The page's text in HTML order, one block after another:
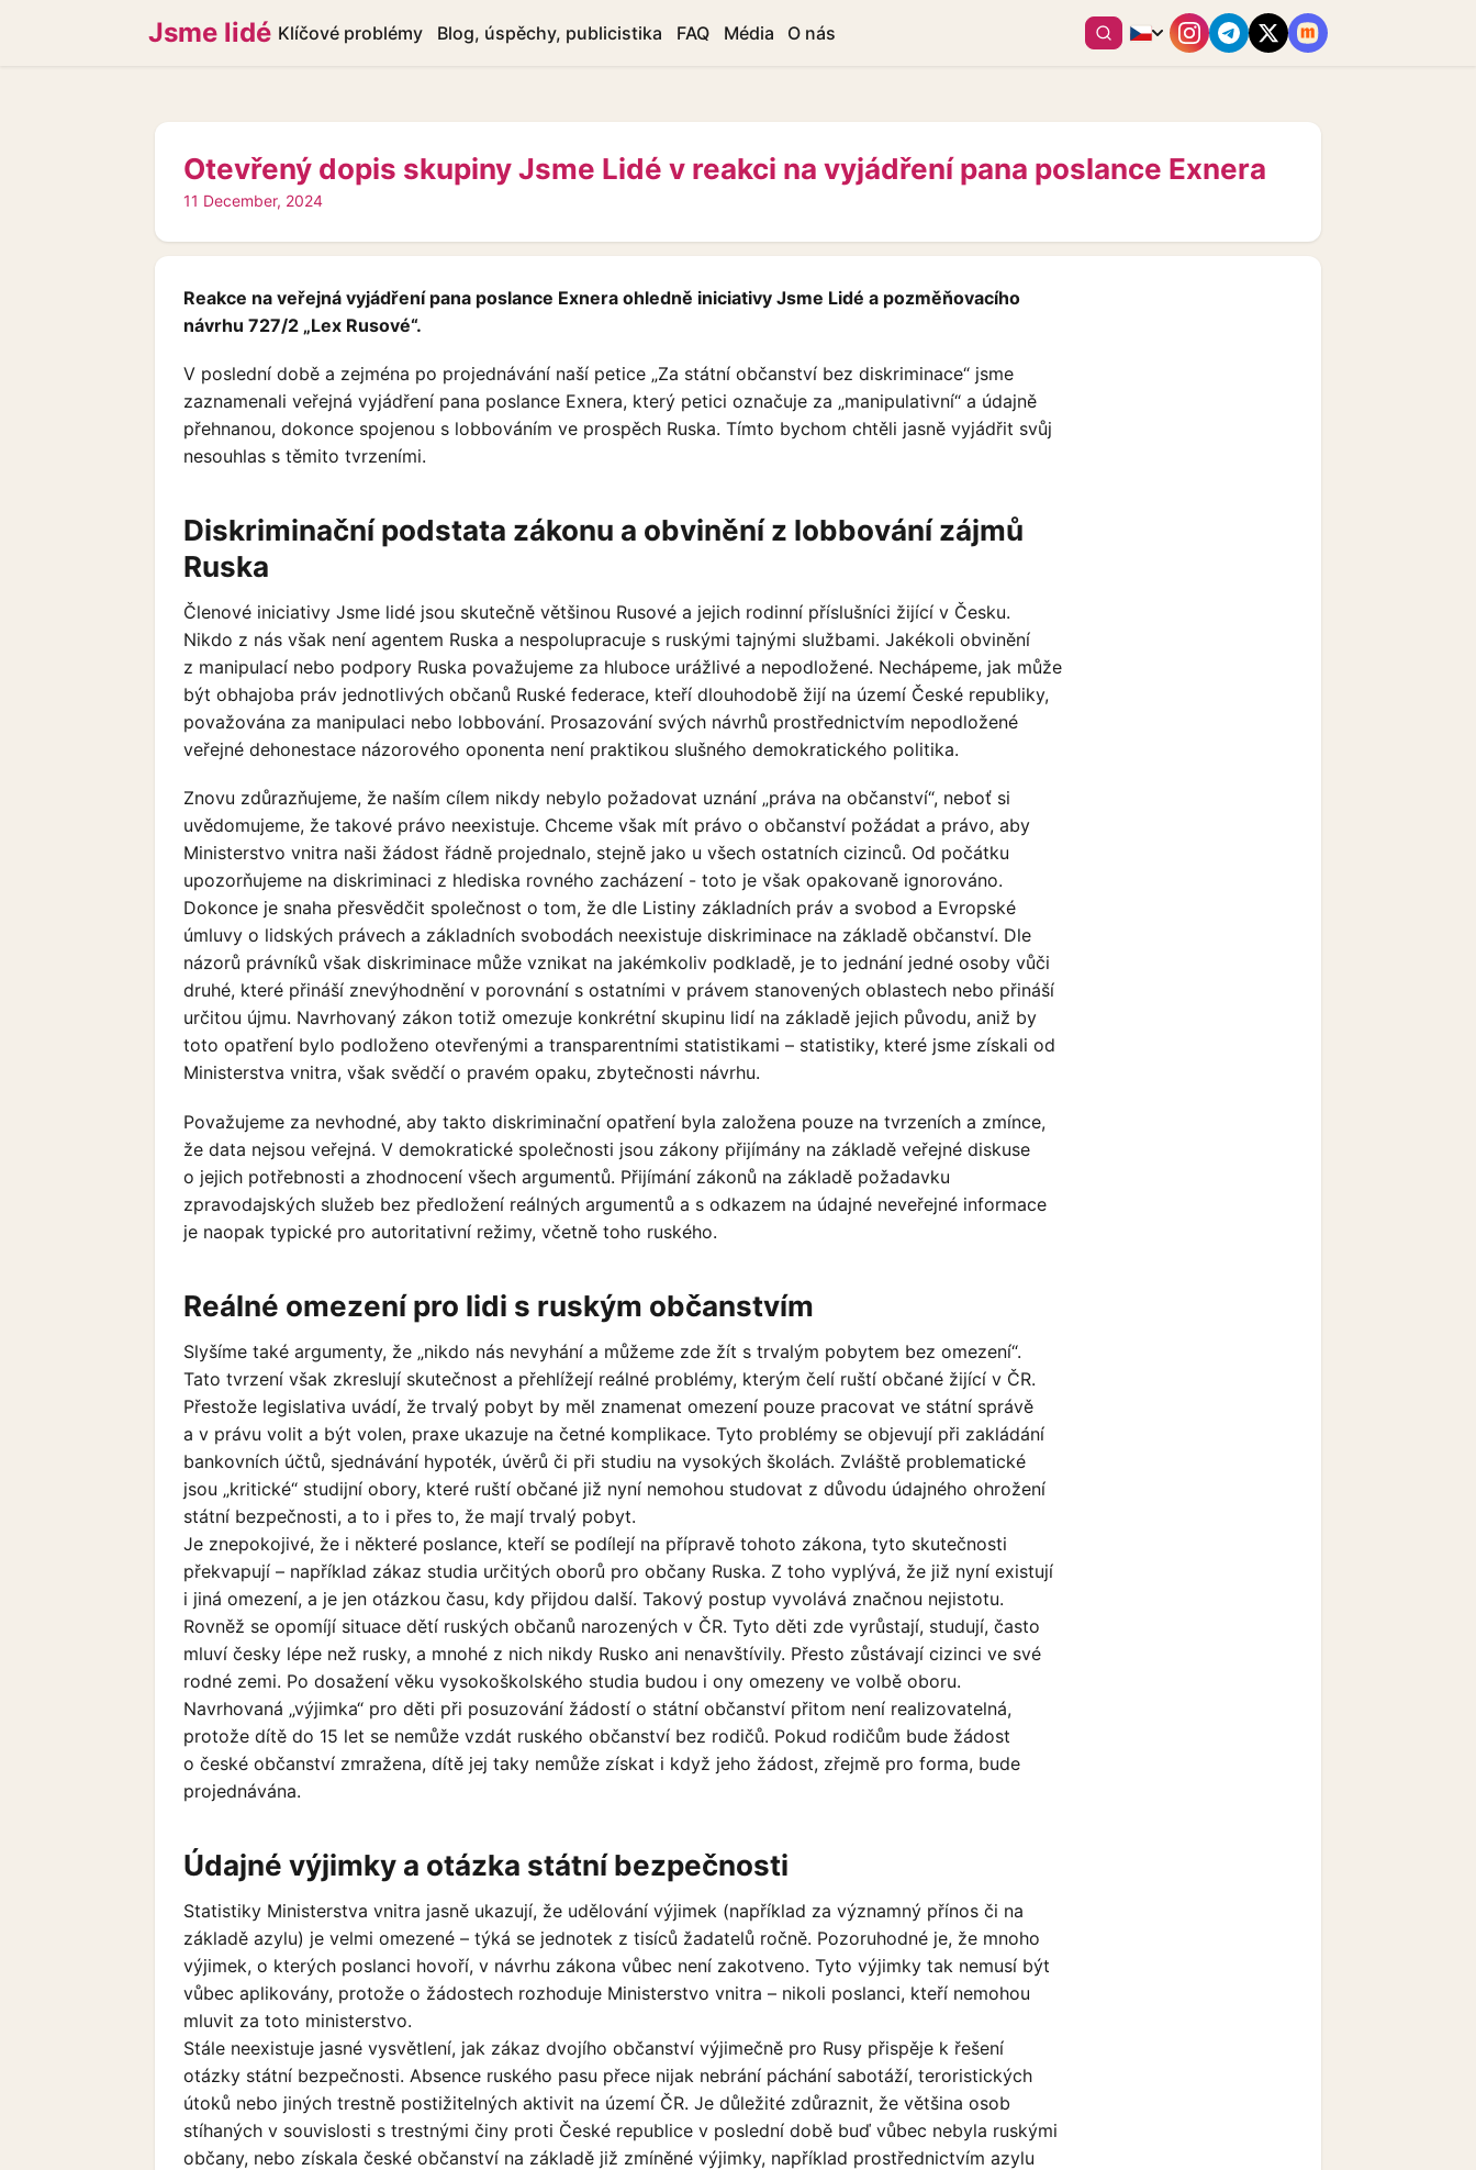
Jsme lidé Klíčové problémy Blog, úspěchy, publicistika FAQ Média O nás
Otevřený dopis skupiny Jsme Lidé v reakci na vyjádření pana poslance Exnera
11 December, 2024
Reakce na veřejná vyjádření pana poslance Exnera ohledně iniciativy Jsme Lidé a pozměňovacího
návrhu 727/2 „Lex Rusové“.
V poslední době a zejména po projednávání naší petice „Za státní občanství bez diskriminace“ jsme
zaznamenali veřejná vyjádření pana poslance Exnera, který petici označuje za „manipulativní“ a údajně
přehnanou, dokonce spojenou s lobbováním ve prospěch Ruska. Tímto bychom chtěli jasně vyjádřit svůj
nesouhlas s těmito tvrzeními.
Diskriminační podstata zákonu a obvinění z lobbování zájmů
Ruska
Členové iniciativy Jsme lidé jsou skutečně většinou Rusové a jejich rodinní příslušníci žijící v Česku.
Nikdo z nás však není agentem Ruska a nespolupracuje s ruskými tajnými službami. Jakékoli obvinění
z manipulací nebo podpory Ruska považujeme za hluboce urážlivé a nepodložené. Nechápeme, jak může
být obhajoba práv jednotlivých občanů Ruské federace, kteří dlouhodobě žijí na území České republiky,
považována za manipulaci nebo lobbování. Prosazování svých návrhů prostřednictvím nepodložené
veřejné dehonestace názorového oponenta není praktikou slušného demokratického politika.
Znovu zdůrazňujeme, že naším cílem nikdy nebylo požadovat uznání „práva na občanství“, neboť si
uvědomujeme, že takové právo neexistuje. Chceme však mít právo o občanství požádat a právo, aby
Ministerstvo vnitra naši žádost řádně projednalo, stejně jako u všech ostatních cizinců. Od počátku
upozorňujeme na diskriminaci z hlediska rovného zacházení - toto je však opakovaně ignorováno.
Dokonce je snaha přesvědčit společnost o tom, že dle Listiny základních práv a svobod a Evropské
úmluvy o lidských právech a základních svobodách neexistuje diskriminace na základě občanství. Dle
názorů právníků však diskriminace může vznikat na jakémkoliv podkladě, je to jednání jedné osoby vůči
druhé, které přináší znevýhodnění v porovnání s ostatními v právem stanovených oblastech nebo přináší
určitou újmu. Navrhovaný zákon totiž omezuje konkrétní skupinu lidí na základě jejich původu, aniž by
toto opatření bylo podloženo otevřenými a transparentními statistikami – statistiky, které jsme získali od
Ministerstva vnitra, však svědčí o pravém opaku, zbytečnosti návrhu.
Považujeme za nevhodné, aby takto diskriminační opatření byla založena pouze na tvrzeních a zmínce,
že data nejsou veřejná. V demokratické společnosti jsou zákony přijímány na základě veřejné diskuse
o jejich potřebnosti a zhodnocení všech argumentů. Přijímání zákonů na základě požadavku
zpravodajských služeb bez předložení reálných argumentů a s odkazem na údajné neveřejné informace
je naopak typické pro autoritativní režimy, včetně toho ruského.
Reálné omezení pro lidi s ruským občanstvím
Slyšíme také argumenty, že „nikdo nás nevyhání a můžeme zde žít s trvalým pobytem bez omezení“.
Tato tvrzení však zkreslují skutečnost a přehlížejí reálné problémy, kterým čelí ruští občané žijící v ČR.
Přestože legislativa uvádí, že trvalý pobyt by měl znamenat omezení pouze pracovat ve státní správě
a v právu volit a být volen, praxe ukazuje na četné komplikace. Tyto problémy se objevují při zakládání
bankovních účtů, sjednávání hypoték, úvěrů či při studiu na vysokých školách. Zvláště problematické
jsou „kritické“ studijní obory, které ruští občané již nyní nemohou studovat z důvodu údajného ohrožení
státní bezpečnosti, a to i přes to, že mají trvalý pobyt.
Je znepokojivé, že i některé poslance, kteří se podílejí na přípravě tohoto zákona, tyto skutečnosti
překvapují – například zákaz studia určitých oborů pro občany Ruska. Z toho vyplývá, že již nyní existují
i jiná omezení, a je jen otázkou času, kdy přijdou další. Takový postup vyvolává značnou nejistotu.
Rovněž se opomíjí situace dětí ruských občanů narozených v ČR. Tyto děti zde vyrůstají, studují, často
mluví česky lépe než rusky, a mnohé z nich nikdy Rusko ani nenavštívily. Přesto zůstávají cizinci ve své
rodné zemi. Po dosažení věku vysokoškolského studia budou i ony omezeny ve volbě oboru.
Navrhovaná „výjimka“ pro děti při posuzování žádostí o státní občanství přitom není realizovatelná,
protože dítě do 15 let se nemůže vzdát ruského občanství bez rodičů. Pokud rodičům bude žádost
o české občanství zmražena, dítě jej taky nemůže získat i když jeho žádost, zřejmě pro forma, bude
projednávána.
Údajné výjimky a otázka státní bezpečnosti
Statistiky Ministerstva vnitra jasně ukazují, že udělování výjimek (například za významný přínos či na
základě azylu) je velmi omezené – týká se jednotek z tisíců žadatelů ročně. Pozoruhodné je, že mnoho
výjimek, o kterých poslanci hovoří, v návrhu zákona vůbec není zakotveno. Tyto výjimky tak nemusí být
vůbec aplikovány, protože o žádostech rozhoduje Ministerstvo vnitra – nikoli poslanci, kteří nemohou
mluvit za toto ministerstvo.
Stále neexistuje jasné vysvětlení, jak zákaz dvojího občanství výjimečně pro Rusy přispěje k řešení
otázky státní bezpečnosti. Absence ruského pasu přece nijak nebrání páchání sabotáží, teroristických
útoků nebo jiných trestně postižitelných aktivit na území ČR. Je důležité zdůraznit, že většina osob
stíhaných v souvislosti s trestnými činy proti České republice v poslední době buď vůbec nebyla ruskými
občany, nebo získala české občanství na základě již zmíněné výjimky, například prostřednictvím azylu